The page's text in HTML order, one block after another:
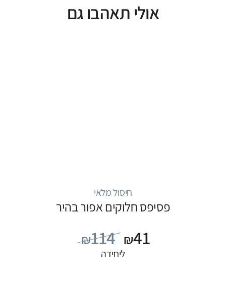
אולי תאהבו גם
חיסול מלאי
פסיפס חלוקים אפור בהיר
₪114 ₪41
ליחידה